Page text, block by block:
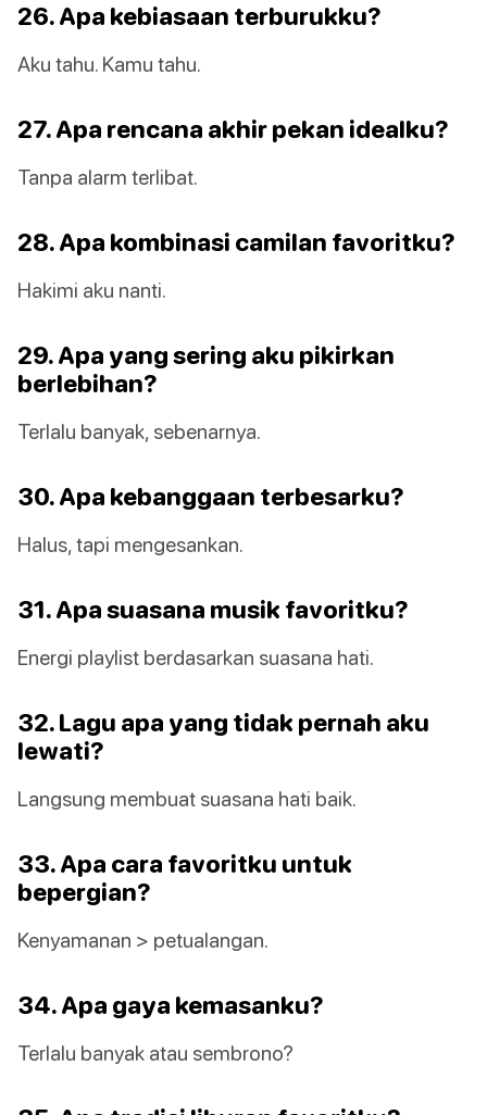
26. Apa kebiasaan terburukku?
Aku tahu. Kamu tahu.
27. Apa rencana akhir pekan idealku?
Tanpa alarm terlibat.
28. Apa kombinasi camilan favoritku?
Hakimi aku nanti.
29. Apa yang sering aku pikirkan
berlebihan?
Terlalu banyak, sebenarnya.
30. Apa kebanggaan terbesarku?
Halus, tapi mengesankan.
31. Apa suasana musik favoritku?
Energi playlist berdasarkan suasana hati.
32. Lagu apa yang tidak pernah aku
lewati?
Langsung membuat suasana hati baik.
33. Apa cara favoritku untuk
bepergian?
Kenyamanan > petualangan.
34. Apa gaya kemasanku?
Terlalu banyak atau sembrono?